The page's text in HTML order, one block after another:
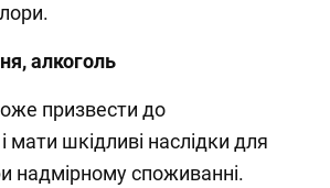
алкоголь
призвести до
мати шкідливі наслідки для
надмірному споживанні.